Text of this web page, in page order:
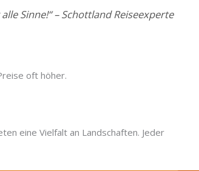
Sinne!“ – Schottland Reiseexperte
oft höher.
eine Vielfalt an Landschaften. Jeder